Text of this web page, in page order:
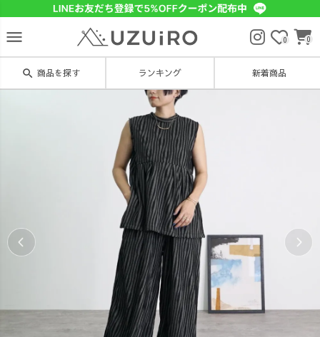
menu 0 0
search 商品を探す ランキング 新着商品